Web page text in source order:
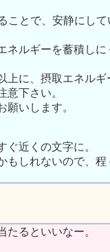
ことで、安静にし
ネルギーを蓄積し
上に、摂取エネル
意下さい。
願いします。
ぐ近くの文字に。
もしれないので、
るといいなー。